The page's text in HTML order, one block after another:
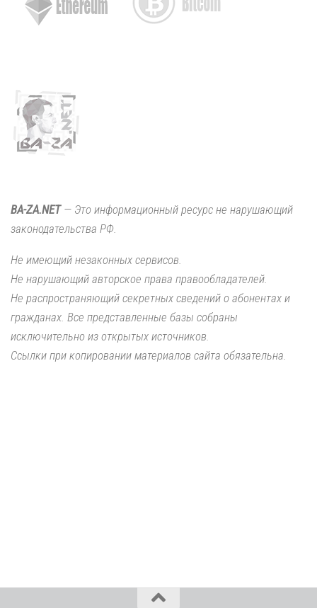
BA-ZA.NET— Это информационный ресурс не нарушающий
законодательства РФ.
Не имеющий незаконных сервисов.
Не нарушающий авторское права правообладателей.
Не распространяющий секретных сведений о абонентах и
гражданах. Все представленные базы собраны
исключительно из открытых источников.
Ссылки при копировании материалов сайта обязательна.